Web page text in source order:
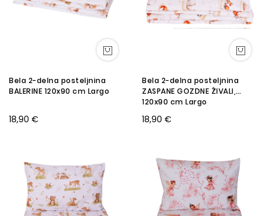
Bela 2-delna posteljnina
BALERINE 120x90 cm Largo
18,90 €
Bela 2-delna posteljnina
ZASPANE GOZDNE ŽIVALI,
120x90 cm Largo
18,90 €